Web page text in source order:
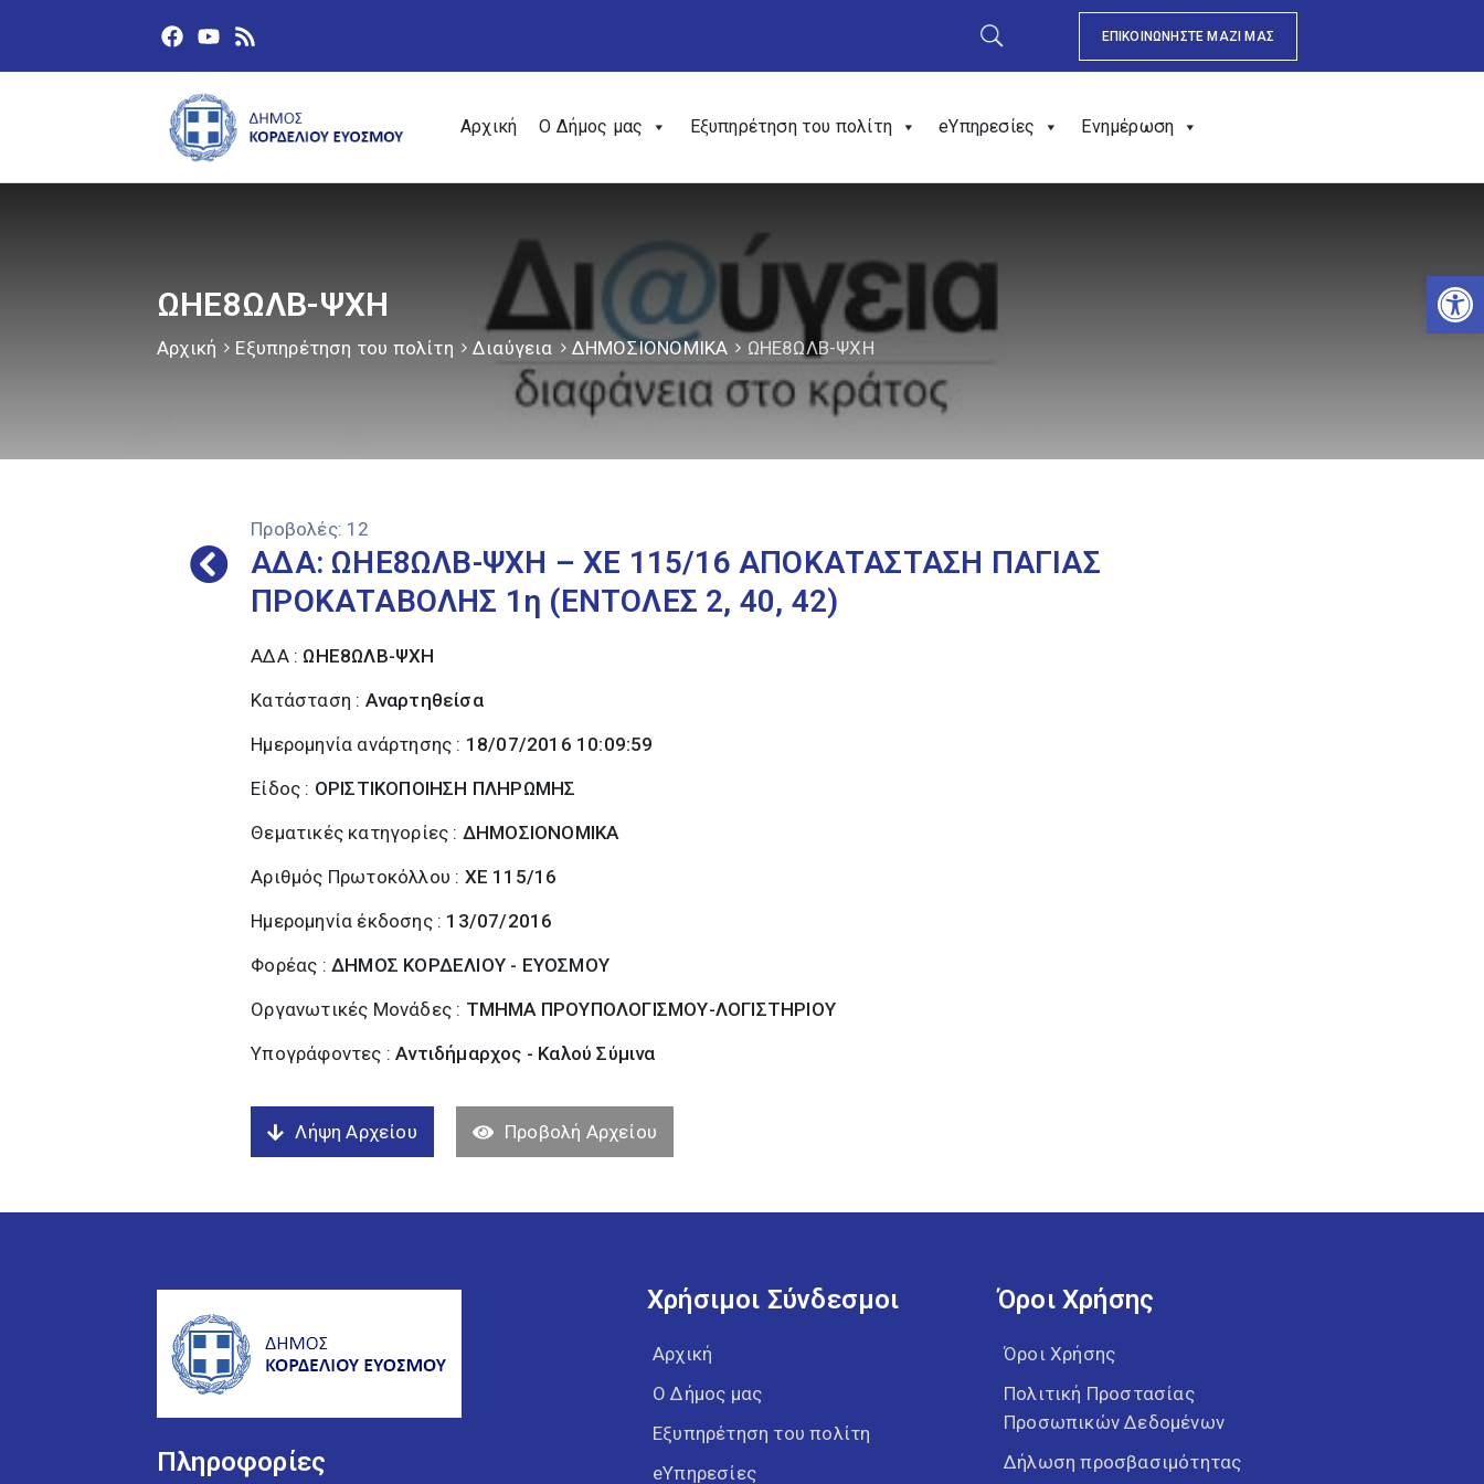
ΕΠΙΚΟΙΝΩΝΗΣΤΕ ΜΑΖΙ ΜΑΣ
Αρχική Ο Δήμος μας Εξυπηρέτηση του πολίτη eΥπηρεσίες Ενημέρωση
ΩΗΕ8ΩΛΒ-ΨΧΗ
Αρχική Εξυπηρέτηση του πολίτη Διαύγεια ΔΗΜΟΣΙΟΝΟΜΙΚΑ ΩΗΕ8ΩΛΒ-ΨΧΗ
Προβολές: 12
ΑΔΑ: ΩΗΕ8ΩΛΒ-ΨΧΗ – ΧΕ 115/16 ΑΠΟΚΑΤΑΣΤΑΣΗ ΠΑΓΙΑΣ
ΠΡΟΚΑΤΑΒΟΛΗΣ 1η (ΕΝΤΟΛΕΣ 2, 40, 42)
ΑΔΑ : ΩΗΕ8ΩΛΒ-ΨΧΗ
Κατάσταση : Αναρτηθείσα
Ημερομηνία ανάρτησης : 18/07/2016 10:09:59
Είδος : ΟΡΙΣΤΙΚΟΠΟΙΗΣΗ ΠΛΗΡΩΜΗΣ
Θεματικές κατηγορίες : ΔΗΜΟΣΙΟΝΟΜΙΚΑ
Αριθμός Πρωτοκόλλου : ΧΕ 115/16
Ημερομηνία έκδοσης : 13/07/2016
Φορέας :ΔΗΜΟΣ ΚΟΡΔΕΛΙΟΥ - ΕΥΟΣΜΟΥ
Οργανωτικές Μονάδες : ΤΜΗΜΑ ΠΡΟΥΠΟΛΟΓΙΣΜΟΥ-ΛΟΓΙΣΤΗΡΙΟΥ
Υπογράφοντες :Αντιδήμαρχος - Καλού Σύµινα
Λήψη Αρχείου Προβολή Αρχείου
Πληροφορίες
Χρήσιμοι Σύνδεσμοι
Αρχική
Ο Δήμος μας
Εξυπηρέτηση του πολίτη
eΥπηρεσίες
Όροι Χρήσης
Όροι Χρήσης
Πολιτική Προστασίας
Προσωπικών Δεδομένων
Δήλωση προσβασιμότητας